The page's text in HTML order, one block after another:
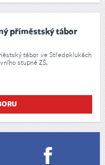
příměstský tábor
tábor ve Středoklukách
stupně ZŠ.